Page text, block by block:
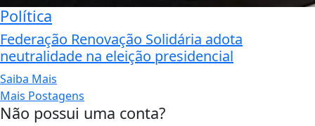
Política
Federação Renovação Solidária adota
neutralidade na eleição presidencial
Saiba Mais
Mais Postagens
Não possui uma conta?